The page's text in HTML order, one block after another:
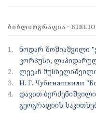
ᲑᲘᲑᲚᲘᲝᲒᲠᲐᲤᲘᲐ ·
1.
ნოდარ შოშიაშვილი
კორპუსი,
2.
ლევან
3.
Н. Г. Чубинашвили
4.
დავით
გეოგრაფიის